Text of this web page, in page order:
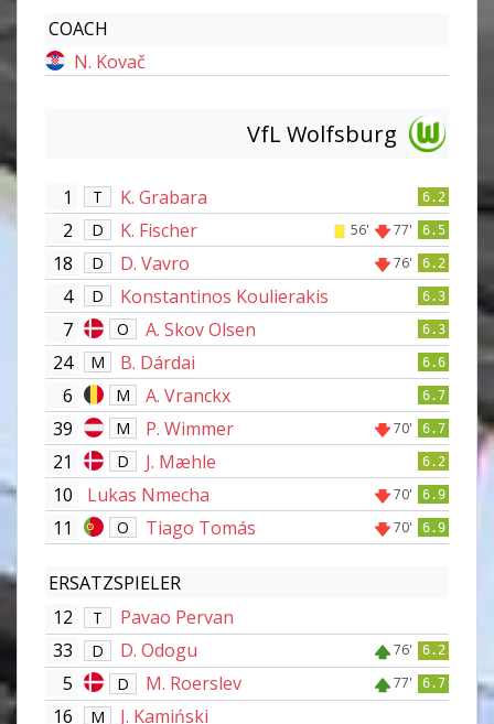
COACH
N. Kovač
VfL Wolfsburg
1 T K. Grabara 6.2
2 D K. Fischer 56' 77' 6.5
18 D D. Vavro 76' 6.2
4 D Konstantinos Koulierakis 6.3
7 O A. Skov Olsen 6.3
24 M B. Dárdai 6.6
6 M A. Vranckx 6.7
39 M P. Wimmer 70' 6.7
21 D J. Mæhle 6.2
10 Lukas Nmecha 70' 6.9
11 O Tiago Tomás 70' 6.9
ERSATZSPIELER
12
T
Pavao Pervan
33
D D. Odogu 76' 6.2
5 D M. Roerslev 77' 6.7
16 M
J. Kamiński